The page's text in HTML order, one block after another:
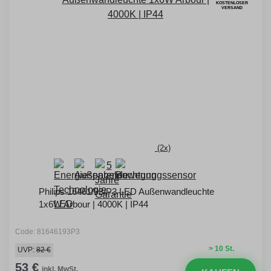
KOSTENLOSER
VERSAND
(2x)
Philips 16461/93/P3 LED Außenwandleuchte
1x6W Arbour | 4000K | IP44
Code: 81646193P3
> 10 St.
UVP: 82 €
53 € inkl. MwSt.